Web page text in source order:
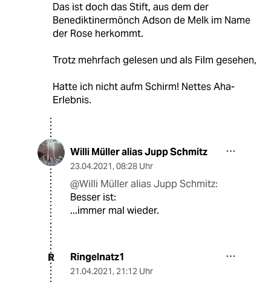
Das ist doch das Stift, aus dem der
Benediktinermönch Adson de Melk im Name
der Rose herkommt.
Trotz mehrfach gelesen und als Film gesehen,
Hatte ich nicht aufm Schirm! Nettes Aha-
Erlebnis.
Willi Müller alias Jupp Schmitz
23.04.2021, 08:28 Uhr
@Willi Müller alias Jupp Schmitz:
Besser ist:
...immer mal wieder.
R Ringelnatz1
21.04.2021, 21:12 Uhr